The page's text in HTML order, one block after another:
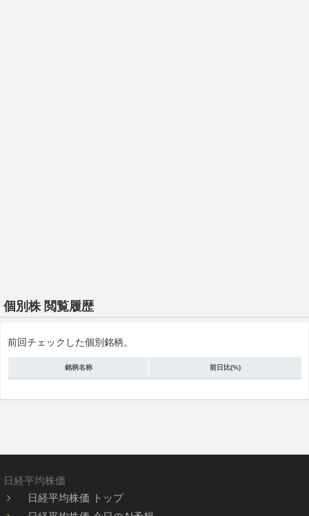
個別株 閲覧履歴
前回チェックした個別銘柄。
銘柄名称 前日比(%)
日経平均株価
日経平均株価 トップ